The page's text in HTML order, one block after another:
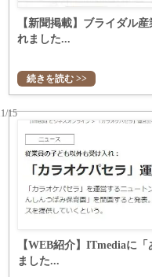
【新聞掲載】ブライダル
れました...
続きを読む >>
【WEB紹介】ITmediaに
ました...
15